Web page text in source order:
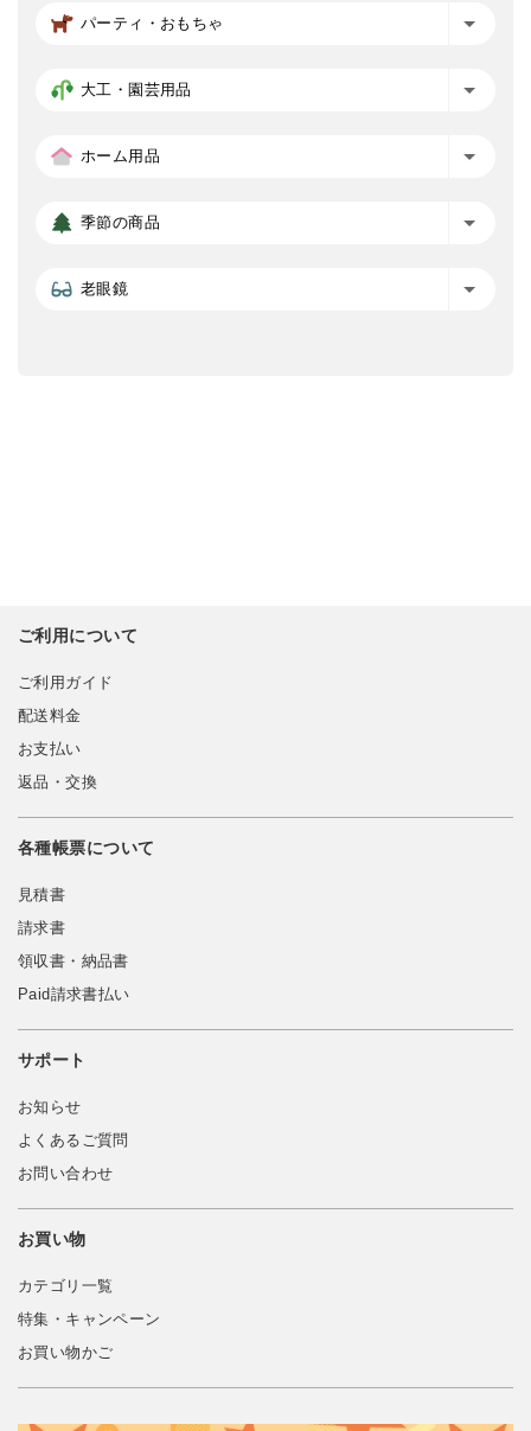
パーティ・おもちゃ
大工・園芸用品
ホーム用品
季節の商品
老眼鏡
ご利用について
ご利用ガイド
配送料金
お支払い
返品・交換
各種帳票について
見積書
請求書
領収書・納品書
Paid請求書払い
サポート
お知らせ
よくあるご質問
お問い合わせ
お買い物
カテゴリ一覧
特集・キャンペーン
お買い物かご